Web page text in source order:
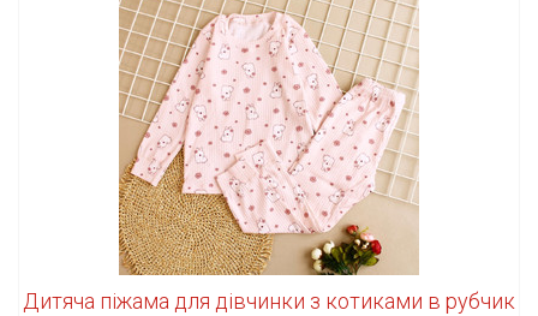
Дитяча піжама для дівчинки з котиками в рубчик